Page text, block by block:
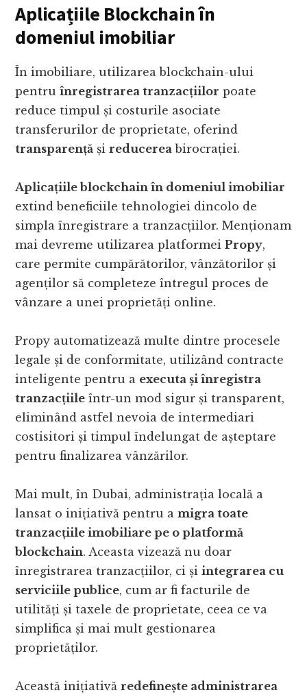
Aplicațiile Blockchain în
domeniul imobiliar
În imobiliare, utilizarea blockchain-ului
pentruînregistrarea tranzacțiilor poate
reduce timpul și costurile asociate
transferurilor de proprietate, oferind
transparență șireducerea birocrației.
Aplicațiile blockchain în domeniul imobiliar
extind beneficiile tehnologiei dincolo de
simpla înregistrare a tranzacțiilor. Menționam
mai devreme utilizarea platformeiPropy,
care permite cumpărătorilor, vânzătorilor și
agenților să completeze întregul proces de
vânzare a unei proprietăți online.
Propy automatizează multe dintre procesele
legale și de conformitate, utilizând contracte
inteligente pentru a executa și înregistra
tranzacțiile într-un mod sigur și transparent,
eliminând astfel nevoia de intermediari
costisitori și timpul îndelungat de așteptare
pentru finalizarea vânzărilor.
Mai mult, în Dubai, administrația locală a
lansat o inițiativă pentru amigra toate
tranzacțiile imobiliare pe o platformă
blockchain. Aceasta vizează nu doar
înregistrarea tranzacțiilor, ci șiintegrarea cu
serviciile publice, cum ar fi facturile de
utilități și taxele de proprietate, ceea ce va
simplifica și mai mult gestionarea
proprietăților.
Această inițiativăredefinește administrarea